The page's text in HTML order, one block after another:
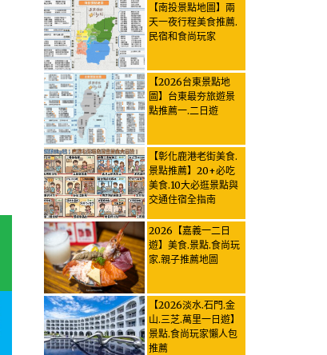
【南投景點地圖】兩
天一夜行程美食推薦.
民宿和食尚玩家
【2026台東景點地
圖】台東最夯旅遊景
點推薦一.二日遊
【彰化鹿港老街美食.
景點推薦】20+必吃
美食.10大必逛景點與
交通住宿全指南
2026【嘉義一二日
遊】美食.景點.食尚玩
家.親子推薦地圖
【2026淡水.石門.金
山.三芝.萬里一日遊】
景點.食尚玩家懶人包
推薦